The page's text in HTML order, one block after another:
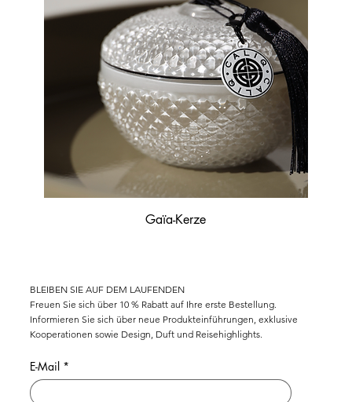
Gaïa-Kerze
BLEIBEN SIE AUF DEM LAUFENDEN
Freuen Sie sich über 10 % Rabatt auf Ihre erste Bestellung.
Informieren Sie sich über neue Produkteinführungen, exklusive
Kooperationen sowie Design, Duft und Reisehighlights.
E-Mail *